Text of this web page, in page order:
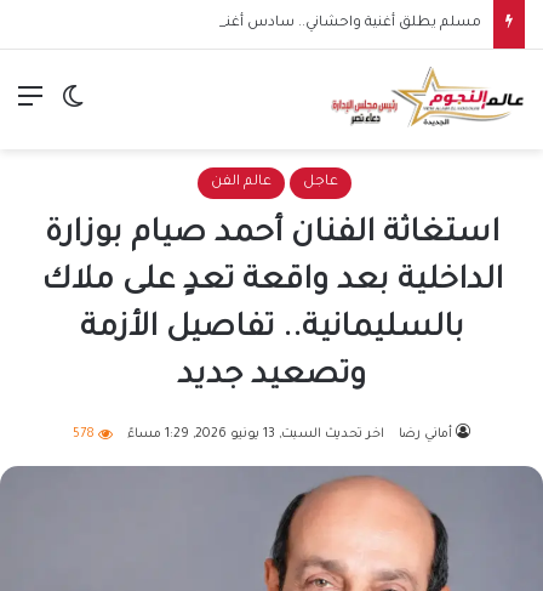
مسلم يطلق أغنية واحشاني.. سادس أغنيات ألبومه الجديد
الوضع
عاجل عالم الفن
استغاثة الفنان أحمد صيام بوزارة
الداخلية بعد واقعة تعدٍ على ملاك
بالسليمانية.. تفاصيل الأزمة
وتصعيد جديد
أماني رضا اخر تحديث السبت, 13 يونيو 2026, 1:29 مساءً 578